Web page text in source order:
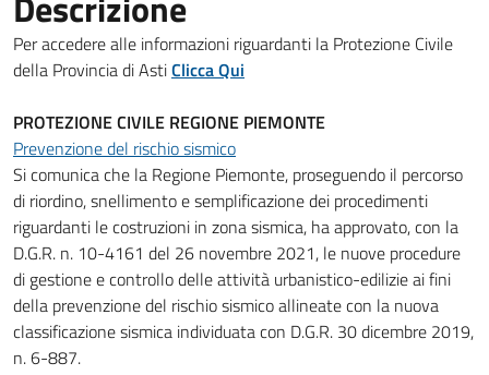
Per accedere alle informazioni riguardanti la Protezione Civile
della Provincia di AstiClicca Qui
PROTEZIONE CIVILE REGIONE PIEMONTE
Prevenzione del rischio sismico
Si comunica che la Regione Piemonte, proseguendo il percorso
di riordino, snellimento e semplificazione dei procedimenti
riguardanti le costruzioni in zona sismica, ha approvato, con la
D.G.R. n. 10-4161 del 26 novembre 2021, le nuove procedure
di gestione e controllo delle attività urbanistico-edilizie ai fini
della prevenzione del rischio sismico allineate con la nuova
classificazione sismica individuata con D.G.R. 30 dicembre 2019,
n. 6-887.